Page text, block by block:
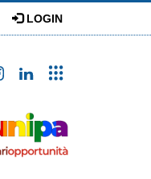
LOGIN